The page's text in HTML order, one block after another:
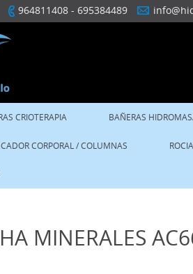
964811408 - 695384489
CRIOTERAPIA BAÑERAS
CORPORAL / COLUMNAS
MINERALES